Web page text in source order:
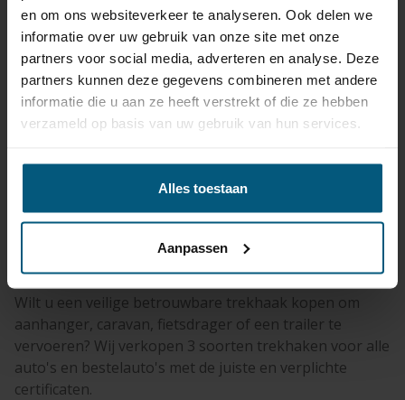
en om ons websiteverkeer te analyseren. Ook delen we
informatie over uw gebruik van onze site met onze
partners voor social media, adverteren en analyse. Deze
partners kunnen deze gegevens combineren met andere
informatie die u aan ze heeft verstrekt of die ze hebben
verzameld op basis van uw gebruik van hun services.
Alles toestaan
Aanpassen
Trekhaken kopen bij
Olifanttrekhaken.nl
Wilt u een veilige betrouwbare trekhaak kopen om
aanhanger, caravan, fietsdrager of een trailer te
vervoeren? Wij verkopen 3 soorten trekhaken voor alle
auto's en bestelauto's met de juiste en verplichte
certificaten.